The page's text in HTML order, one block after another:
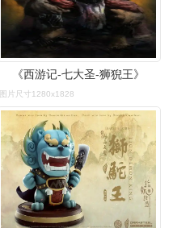
《西游记-七大圣-狮猊王》
图片尺寸1280x1828